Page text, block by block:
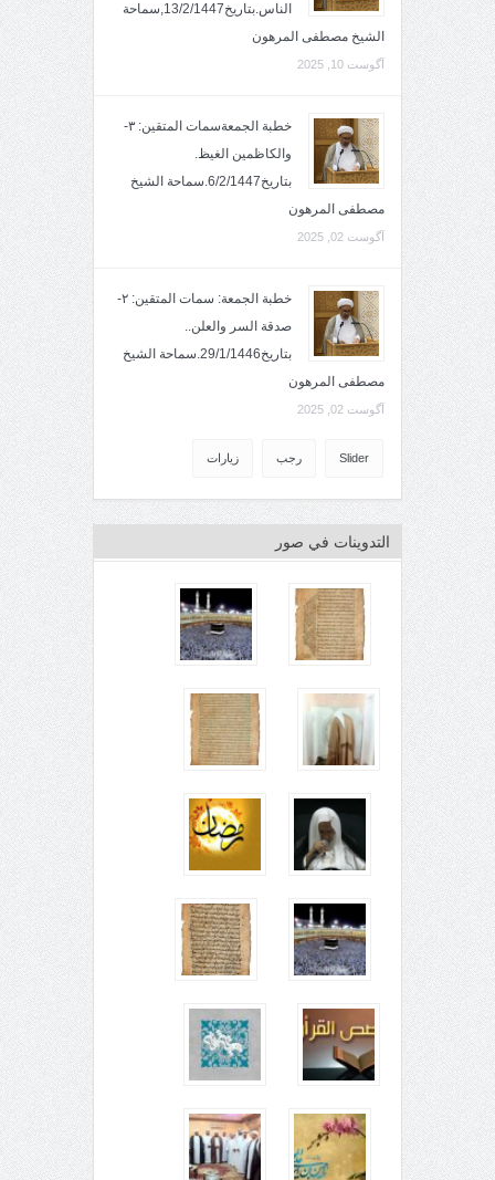
الناس.بتاريخ13/2/1447,سماحة
الشيخ مصطفى المرهون
آگوست 10, 2025
خطبة الجمعةسمات المتقين: ٣-
والكاظمين الغيظ.
بتاريخ6/2/1447.سماحة الشيخ
مصطفى المرهون
آگوست 02, 2025
خطبة الجمعة: سمات المتقين: ٢-
صدقة السر والعلن..
بتاريخ29/1/1446.سماحة الشيخ
مصطفى المرهون
آگوست 02, 2025
Slider رجب زيارات
التدوينات في صور